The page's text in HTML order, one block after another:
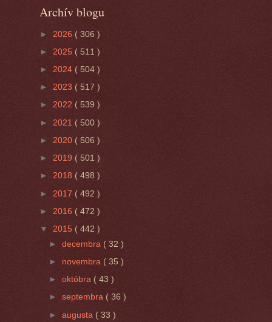
Archív blogu
► 2026 ( 306 )
► 2025 ( 511 )
► 2024 ( 504 )
► 2023 ( 517 )
► 2022 ( 539 )
► 2021 ( 500 )
► 2020 ( 506 )
► 2019 ( 501 )
► 2018 ( 498 )
► 2017 ( 492 )
► 2016 ( 472 )
▼ 2015 ( 442 )
►decembra ( 32 )
► novembra ( 35 )
►októbra ( 43 )
►septembra ( 36 )
►augusta ( 33 )